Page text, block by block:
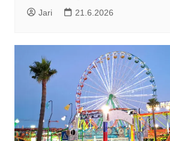
Jari 21.6.2026